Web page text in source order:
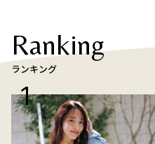
Ranking
ランキング